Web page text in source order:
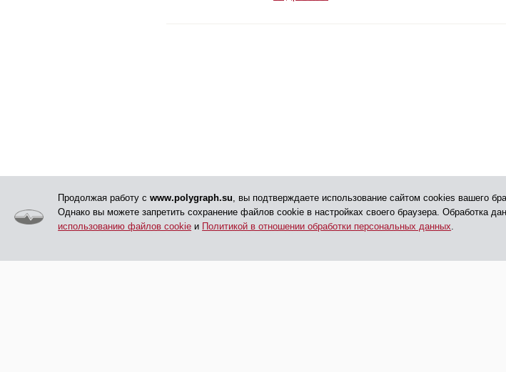
Продолжая работу сwww.polygraph.su, вы подтверждаете использование сайтом cookies вашего
Однако вы можете запретить сохранение файлов cookie в настройках своего браузера. Обработка
использованию файлов cookie и Политикой в отношении обработки персональных данных.